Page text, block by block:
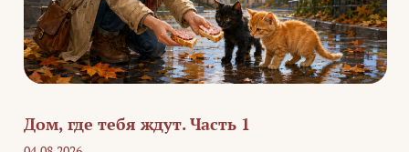
Дом, где тебя ждут. Часть 1